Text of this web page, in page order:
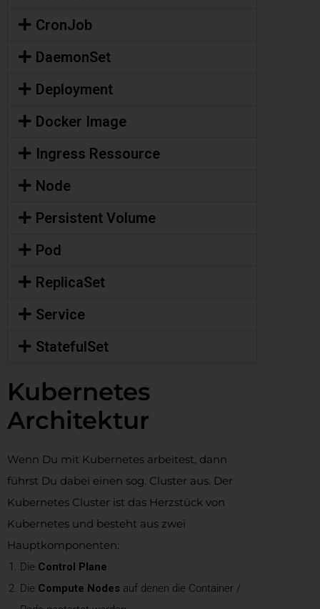
CronJob
DaemonSet
Deployment
Docker Image
Ingress Ressource
Node
Persistent Volume
Pod
ReplicaSet
Service
StatefulSet
Kubernetes
Architektur
Wenn Du mit Kubernetes arbeitest, dann
führst Du dabei einen sog. Cluster aus. Der
Kubernetes Cluster ist das Herzstück von
Kubernetes und besteht aus zwei
Hauptkomponenten:
Die Control Plane
Die Compute Nodes auf denen die Container /